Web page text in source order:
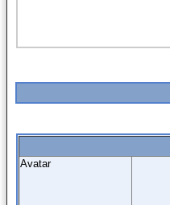
Avatar